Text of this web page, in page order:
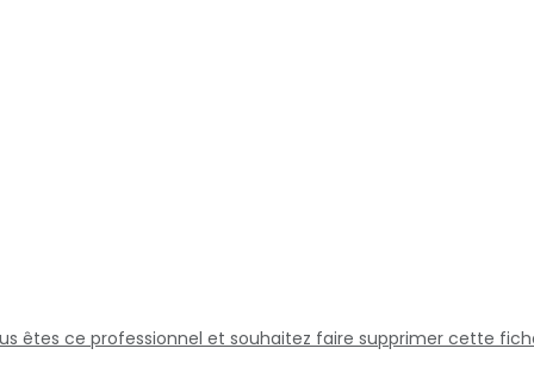
êtes ce professionnel et souhaitez faire supprimer cette